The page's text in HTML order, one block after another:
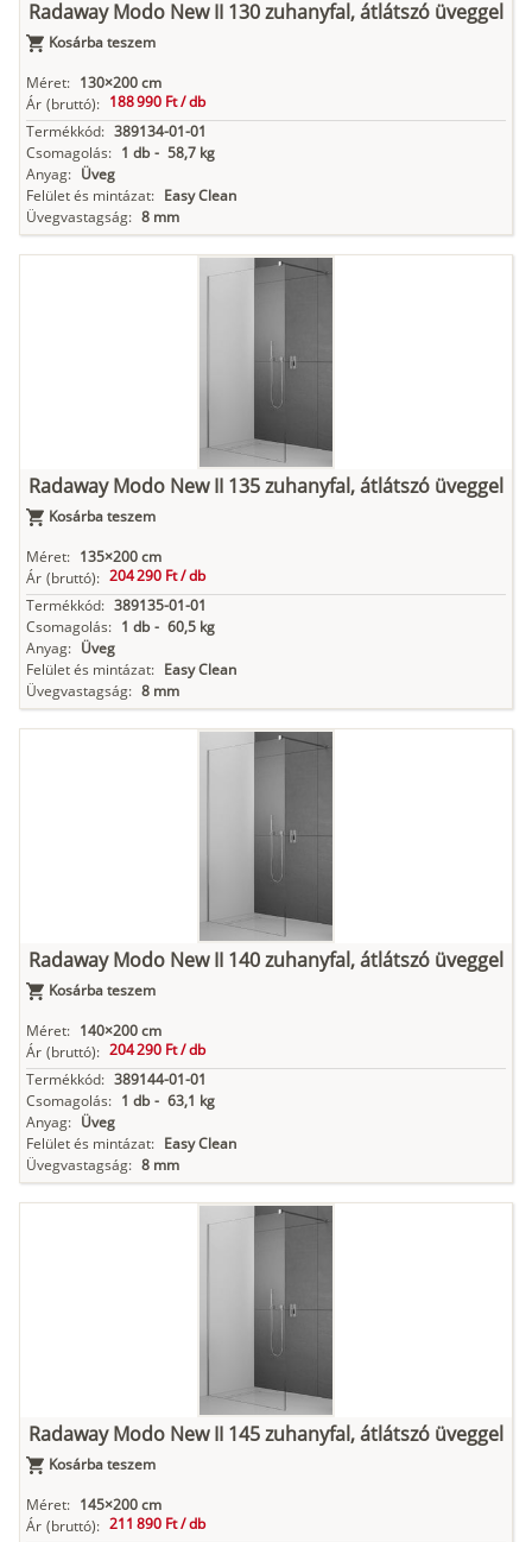
Radaway Modo New II 130 zuhanyfal, átlátszó üveggel
Kosárba teszem
Méret: 130×200 cm
Ár (bruttó): 188 990 Ft /db
Termékkód: 389134-01-01
Csomagolás: 1 db - 58,7 kg
Anyag: Üveg
Felület és mintázat: Easy Clean
Üvegvastagság: 8 mm
Radaway Modo New II 135 zuhanyfal, átlátszó üveggel
Kosárba teszem
Méret: 135×200 cm
Ár (bruttó): 204 290 Ft /db
Termékkód: 389135-01-01
Csomagolás: 1 db - 60,5 kg
Anyag: Üveg
Felület és mintázat: Easy Clean
Üvegvastagság: 8 mm
Radaway Modo New II 140 zuhanyfal, átlátszó üveggel
Kosárba teszem
Méret: 140×200 cm
Ár (bruttó): 204 290 Ft /db
Termékkód: 389144-01-01
Csomagolás: 1 db - 63,1 kg
Anyag: Üveg
Felület és mintázat: Easy Clean
Üvegvastagság: 8 mm
Radaway Modo New II 145 zuhanyfal, átlátszó üveggel
Kosárba teszem
Méret: 145×200 cm
Ár (bruttó): 211 890 Ft /db